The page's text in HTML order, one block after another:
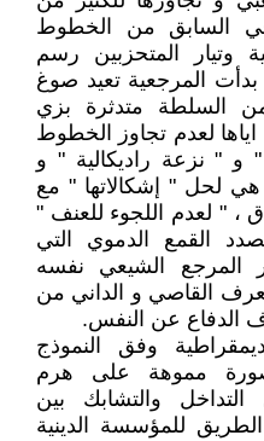
السابق من الخطوط
وتیار المتحزبین رسم
بدأت المرجعیة تعید صوغ
السلطة متدثرة بزي
ایاها لعدم تجاوز الخطوط
" نزعة رادیکالیة " و
لحل " إشکالاتها " مع
، " لعدم اللجوء للعنف "
القمع الدموي التي
المرجع الشیعي نفسه
یعرف القاصي و الداني من
الدفاع عن النفس.
وفق النموذج
بصورة مموهة علی هرم
والتشابك بین
للمؤسسة الدینیة